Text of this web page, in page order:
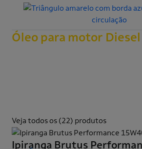
circulação
Óleo para motor Diesel
Veja todos os (22) produtos
Ipiranga Brutus